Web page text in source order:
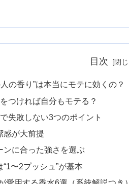
目次
の香り”は本当にモテに効くの？
つければ自分もモテる？
失敗しない3つのポイント
が大前提
に合った強さを選ぶ
〜2プッシュ”が基本